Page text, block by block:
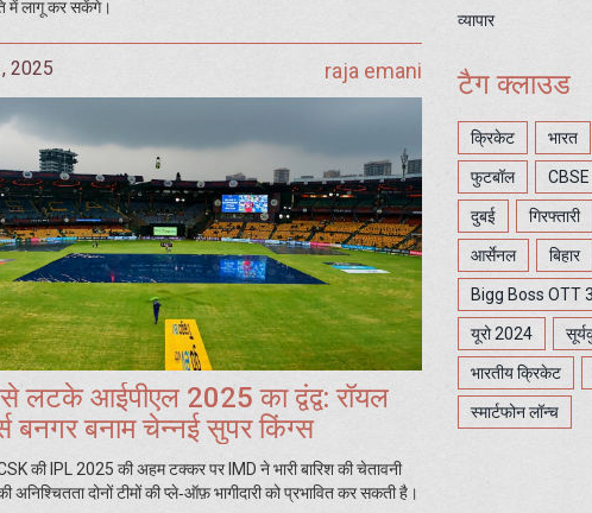
में लागू कर सकेंगे।
2025 raja emani
से लटके आईपीएल 2025 का द्वंद्व: रॉयल
बनगर बनाम चेन्नई सुपर किंग्स
की IPL 2025 की अहम टक्कर पर IMD ने भारी बारिश की चेतावनी
अनिश्चितता दोनों टीमों की प्ले‑ऑफ़ भागीदारी को प्रभावित कर सकती है।
व्यापार
टैग क्लाउड
क्रिकेट भारत
फुटबॉल CBSE
दुबई गिरफ्तारी
आर्सेनल बिहार
Bigg Boss OTT 3
यूरो 2024
भारतीय क्रिकेट
स्मार्टफोन लॉन्च